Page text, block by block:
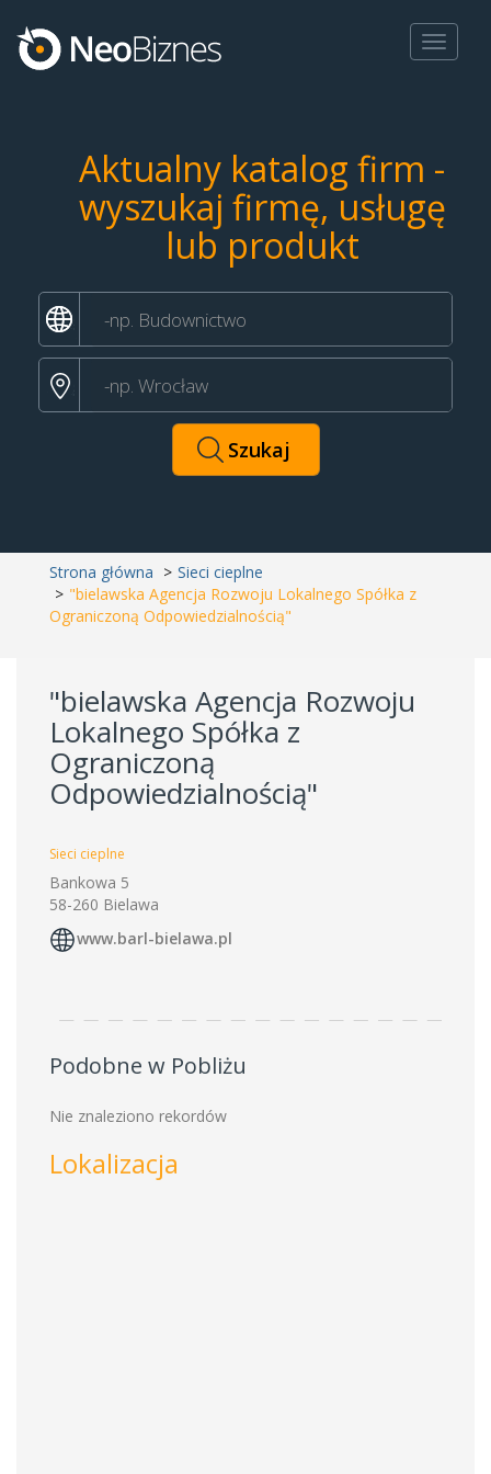
Toggle
Aktualny katalog firm -
wyszukaj firmę, usługę
lub produkt
Strona główna
Sieci cieplne
"bielawska Agencja Rozwoju Lokalnego Spółka z
Ograniczoną Odpowiedzialnością"
"bielawska Agencja Rozwoju
Lokalnego Spółka z
Ograniczoną
Odpowiedzialnością"
Sieci cieplne
Bankowa 5
58-260 Bielawa
www.barl-bielawa.pl
Podobne w Pobliżu
Nie znaleziono rekordów
Lokalizacja